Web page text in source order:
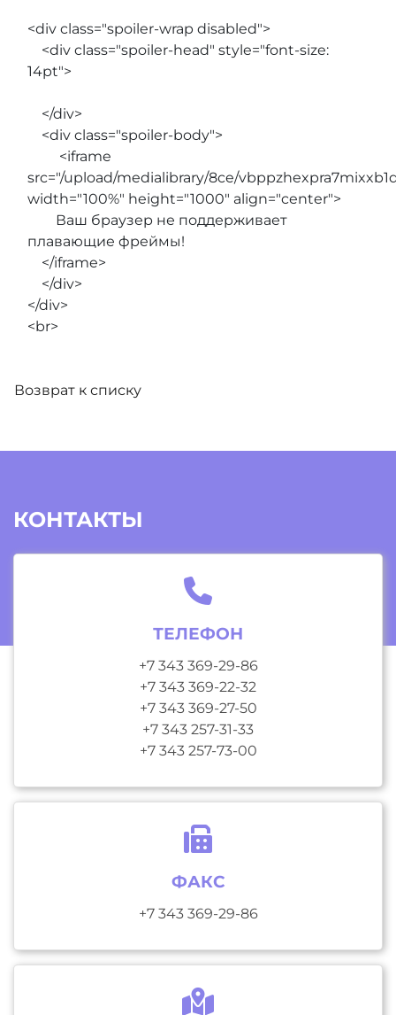
<div class="spoiler-wrap disabled">
<div class="spoiler-head" style="font-size:
14pt">
</div>
<div class="spoiler-body">
<iframe
src="/upload/medialibrary/8ce/
width="100%" height="1000" align="center">
Ваш браузер не поддерживает
плавающие фреймы!
</iframe>
</div>
</div>
<br>
Возврат к списку
КОНТАКТЫ
ТЕЛЕФОН
+7 343 369-29-86
+7 343 369-22-32
+7 343 369-27-50
+7 343 257-31-33
+7 343 257-73-00
ФАКС
+7 343 369-29-86